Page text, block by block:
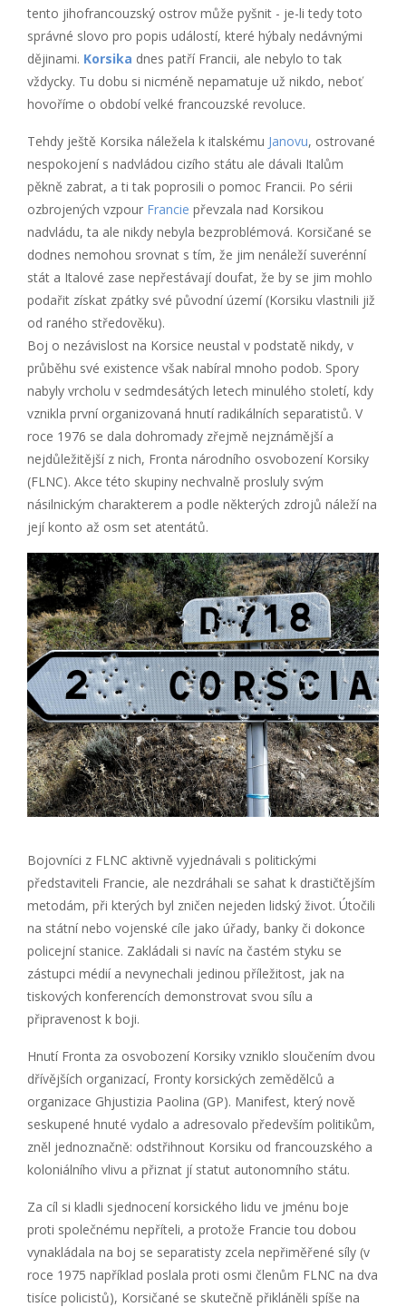
tento jihofrancouzský ostrov může pyšnit - je-li tedy toto
správné slovo pro popis událostí, které hýbaly nedávnými
dějinami. Korsika dnes patří Francii, ale nebylo to tak
vždycky. Tu dobu si nicméně nepamatuje už nikdo, neboť
hovoříme o období velké francouzské revoluce.
Tehdy ještě Korsika náležela k italskému Janovu, ostrované
nespokojení s nadvládou cizího státu ale dávali Italům
pěkně zabrat, a ti tak poprosili o pomoc Francii. Po sérii
ozbrojených vzpour Francie převzala nad Korsikou
nadvládu, ta ale nikdy nebyla bezproblémová. Korsičané se
dodnes nemohou srovnat s tím, že jim nenáleží suverénní
stát a Italové zase nepřestávají doufat, že by se jim mohlo
podařit získat zpátky své původní území (Korsiku vlastnili již
od raného středověku).
Boj o nezávislost na Korsice neustal v podstatě nikdy, v
průběhu své existence však nabíral mnoho podob. Spory
nabyly vrcholu v sedmdesátých letech minulého století, kdy
vznikla první organizovaná hnutí radikálních separatistů. V
roce 1976 se dala dohromady zřejmě nejznámější a
nejdůležitější z nich, Fronta národního osvobození Korsiky
(FLNC). Akce této skupiny nechvalně prosluly svým
násilnickým charakterem a podle některých zdrojů náleží na
její konto až osm set atentátů.
Bojovníci z FLNC aktivně vyjednávali s politickými
představiteli Francie, ale nezdráhali se sahat k drastičtějším
metodám, při kterých byl zničen nejeden lidský život. Útočili
na státní nebo vojenské cíle jako úřady, banky či dokonce
policejní stanice. Zakládali si navíc na častém styku se
zástupci médií a nevynechali jedinou příležitost, jak na
tiskových konferencích demonstrovat svou sílu a
připravenost k boji.
Hnutí Fronta za osvobození Korsiky vzniklo sloučením dvou
dřívějších organizací, Fronty korsických zemědělců a
organizace Ghjustizia Paolina (GP). Manifest, který nově
seskupené hnuté vydalo a adresovalo především politikům,
zněl jednoznačně: odstřihnout Korsiku od francouzského a
koloniálního vlivu a přiznat jí statut autonomního státu.
Za cíl si kladli sjednocení korsického lidu ve jménu boje
proti společnému nepříteli, a protože Francie tou dobou
vynakládala na boj se separatisty zcela nepřiměřené síly (v
roce 1975 například poslala proti osmi členům FLNC na dva
tisíce policistů), Korsičané se skutečně přikláněli spíše na